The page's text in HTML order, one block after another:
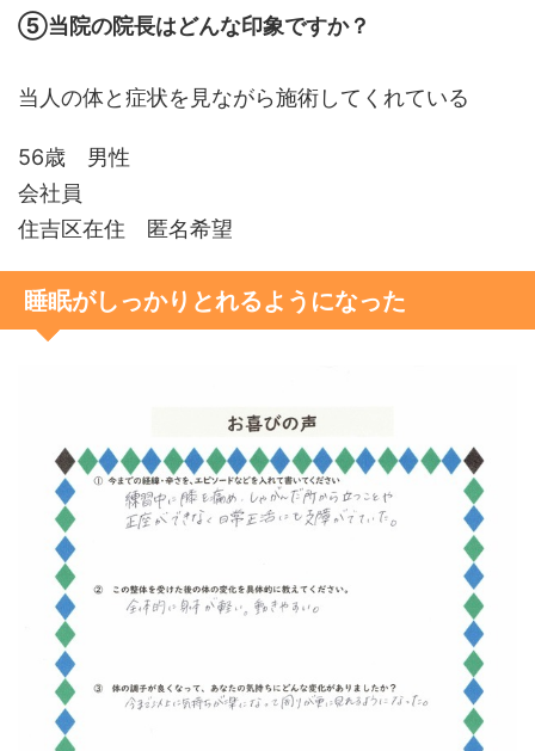
⑤当院の院長はどんな印象ですか？
当人の体と症状を見ながら施術してくれている
56歳 男性
会社員
住吉区在住 匿名希望
睡眠がしっかりとれるようになった